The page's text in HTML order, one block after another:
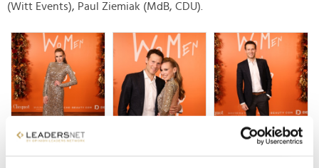
(Witt Events), Paul Ziemiak (MdB, CDU).